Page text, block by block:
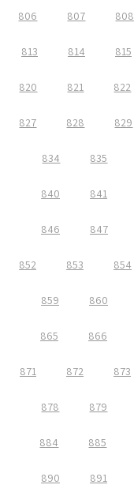
806 807 808
813 814 815
820 821 822
827 828 829
834 835
840 841
846 847
852 853 854
859 860
865 866
871 872 873
878 879
884 885
890 891